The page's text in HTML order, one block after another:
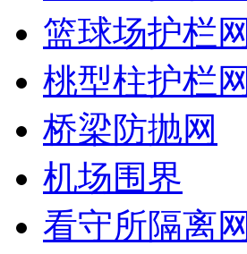
篮球场护栏网
桃型柱护栏网
桥梁防抛网
机场围界
看守所隔离网